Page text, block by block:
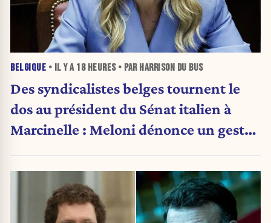
BELGIQUE • IL Y A 18 HEURES• PAR HARRISON DU BUS
Des syndicalistes belges tournent le
dos au président du Sénat italien à
Marcinelle : Meloni dénonce un geste